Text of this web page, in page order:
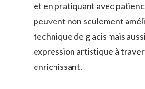
et en pratiquant avec
peuvent non seulement
technique de glacis mais
expression artistique à
enrichissant.